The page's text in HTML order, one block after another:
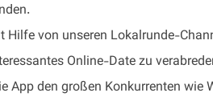
von unseren Lokalrunde-
Online-Date zu
den großen Konkurrenten wie